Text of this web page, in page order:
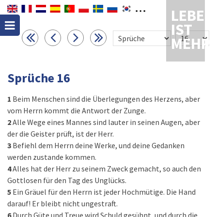
LEBEN
IST
MEHR
Sprüche 16
1 Beim Menschen sind die Überlegungen des Herzens, aber
vom Herrn kommt die Antwort der Zunge.
2Alle Wege eines Mannes sind lauter in seinen Augen, aber
der die Geister prüft, ist der Herr.
3 Befiehl dem Herrn deine Werke, und deine Gedanken
werden zustande kommen.
4Alles hat der Herr zu seinem Zweck gemacht, so auch den
Gottlosen für den Tag des Unglücks.
5 Ein Gräuel für den Herrn ist jeder Hochmütige. Die Hand
darauf! Er bleibt nicht ungestraft.
6 Durch Güte und Treue wird Schuld gesühnt, und durch die